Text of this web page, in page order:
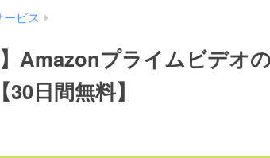
ビス
】Amazonプライムビデオ
日間無料】